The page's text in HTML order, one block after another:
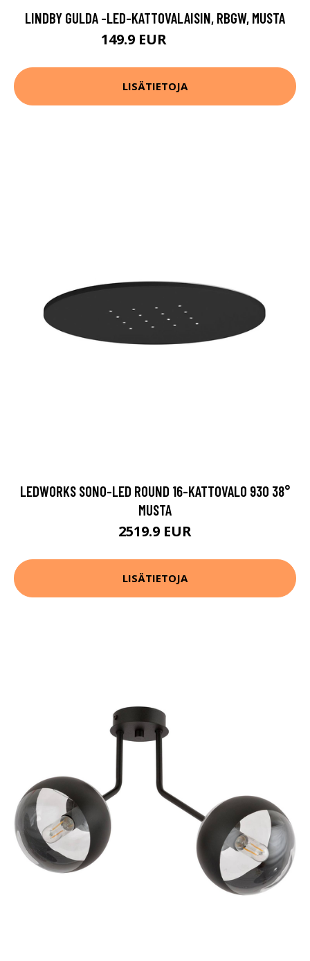
LINDBY GULDA -LED-KATTOVALAISIN, RBGW, MUSTA
149.9 EUR
LISÄTIETOJA
LEDWORKS SONO-LED ROUND 16-KATTOVALO 930 38°
MUSTA
2519.9 EUR
LISÄTIETOJA